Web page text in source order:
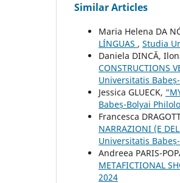
Similar Articles
Maria Helena DA
LÍNGUAS , Studia
Daniela DINCĂ,
CONSTRUCTIONS
Universitatis
Jessica GLUECK,
Babeș-Bolyai
Francesca
NARRAZIONI (E
Universitatis
Andreea PARIS-
METAFICTIONAL
2024